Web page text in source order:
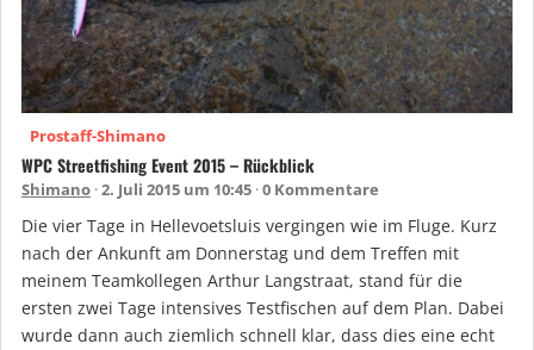
Prostaff-Shimano
WPC Streetfishing Event 2015 – Rückblick
Shimano 2. Juli 2015 um 10:45 0 Kommentare
Die vier Tage in Hellevoetsluis vergingen wie im Fluge. Kurz
nach der Ankunft am Donnerstag und dem Treffen mit
meinem Teamkollegen Arthur Langstraat, stand für die
ersten zwei Tage intensives Testfischen auf dem Plan. Dabei
wurde dann auch ziemlich schnell klar, dass dies eine echt